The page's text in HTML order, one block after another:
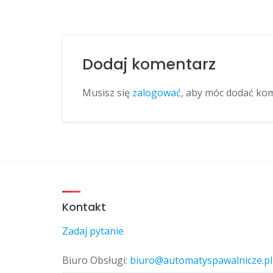
Dodaj komentarz
Musisz się zalogować, aby móc dodać
Kontakt
Zadaj pytanie
Biuro Obsługi: biuro@automatyspawalnicze.pl